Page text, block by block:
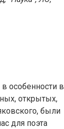
особенности в
открытых,
были
для поэта